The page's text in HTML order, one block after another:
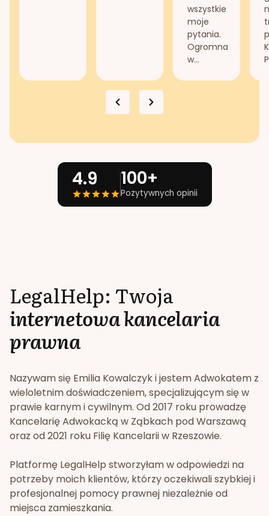
wszystkie
moje
pytania.
Ogromna
w...
4.9 100+
Pozytywnych opinii
LegalHelp: Twoja
internetowa kancelaria
prawna
Nazywam się Emilia Kowalczyk i jestem Adwokatem z
wieloletnim doświadczeniem, specjalizującym się w
prawie karnym i cywilnym. Od 2017 roku prowadzę
Kancelarię Adwokacką w Ząbkach pod Warszawą
oraz od 2021 roku Filię Kancelarii w Rzeszowie.
Platformę LegalHelp stworzyłam w odpowiedzi na
potrzeby moich klientów, którzy oczekiwali szybkiej i
profesjonalnej pomocy prawnej niezależnie od
miejsca zamieszkania.